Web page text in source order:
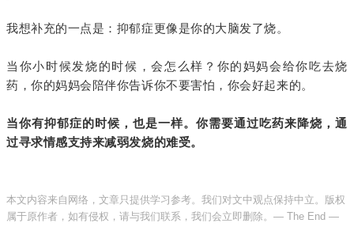
我想补充的一点是：抑郁症更像是你的大脑发了烧。
当你小时候发烧的时候，会怎么样？你的妈妈会给你吃去烧
药，你的妈妈会陪伴你告诉你不要害怕，你会好起来的。
当你有抑郁症的时候，也是一样。你需要通过吃药来降烧，通
过寻求情感支持来减弱发烧的难受。
本文内容来自网络，文章只提供学习参考。我们对文中观点保持中立。版权
属于原作者，如有侵权，请与我们联系，我们会立即删除。 — The End —